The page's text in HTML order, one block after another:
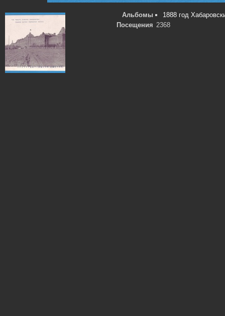
Альбомы
1888 год
Посещения 2368